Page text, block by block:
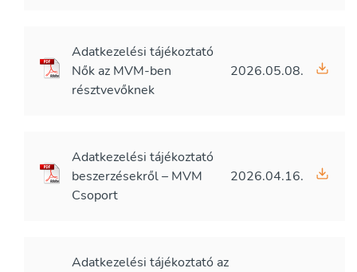
Adatkezelési tájékoztató
Nők az MVM-ben
résztvevőknek
2026.05.08.
Adatkezelési tájékoztató
beszerzésekről – MVM
Csoport
2026.04.16.
Adatkezelési tájékoztató az